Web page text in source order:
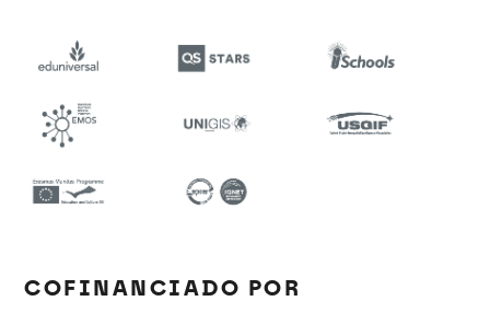
COFINANCIADO POR